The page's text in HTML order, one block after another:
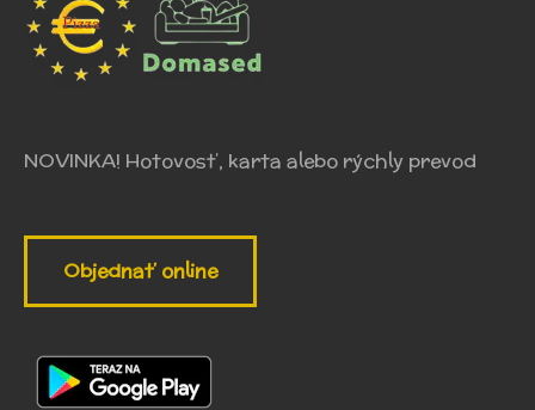
NOVINKA! Hotovosť, karta alebo rýchly prevod
Objednať online